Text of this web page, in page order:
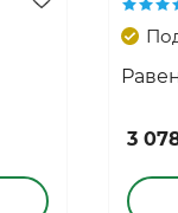
3